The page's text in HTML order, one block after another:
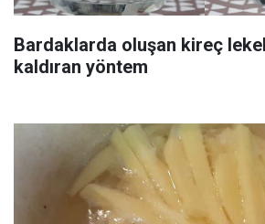
Bardaklarda oluşan kireç
kaldıran yöntem